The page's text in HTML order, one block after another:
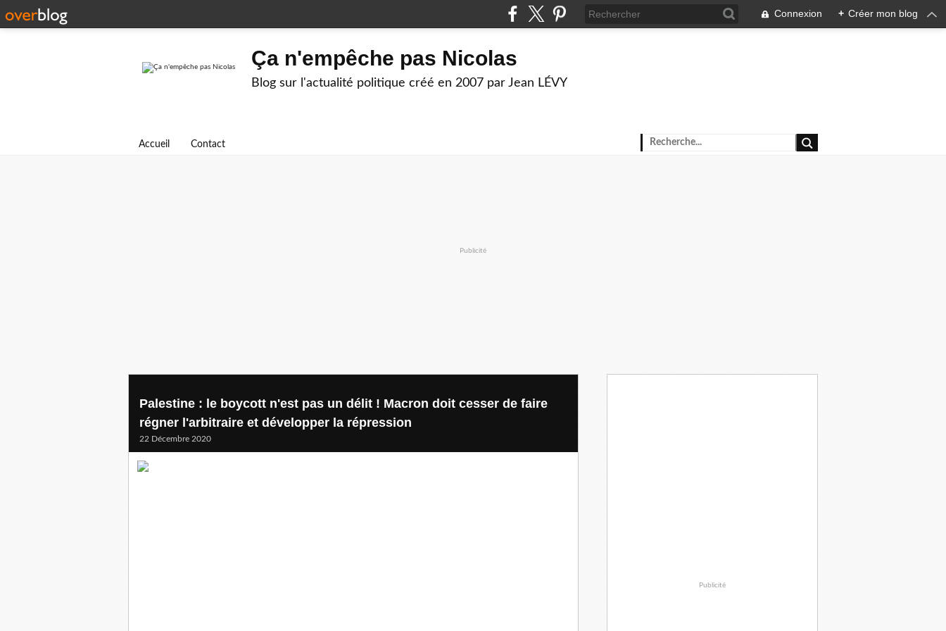
Connexion + Créer mon blog
Ça n'empêche pas Nicolas
Blog sur l'actualité politique créé en 2007 par Jean LÉVY
Accueil Contact
Publicité
Palestine : le boycott n'est pas un délit ! Macron doit cesser de faire
régner l'arbitraire et développer la répression
22 Décembre 2020
Publicité